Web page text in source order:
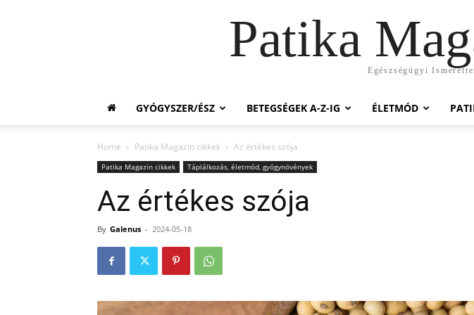
Patika
Egészségügyi
GYÓGYSZER/ÉSZ BETEGSÉGEK A-Z-IG ÉLETMÓD
Home Patika Magazin cikkek Az értékes szója
Patika Magazin cikkek Táplálkozás, életmód, gyógynövények
Az értékes szója
By Galenus - 2024-05-18